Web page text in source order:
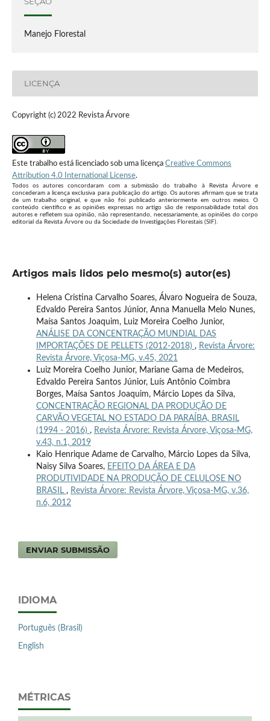
Manejo Florestal
LICENÇA
Copyright (c) 2022 Revista Árvore
Este trabalho está licenciado sob uma licença Creative Commons
Attribution 4.0 International License.
Todos os autores concordaram com a submissão do trabalho à Revista Árvore e
concederam a licença exclusiva para publicação do artigo. Os autores afirmam que se trata
de um trabalho original, e que não foi publicado anteriormente em outros meios. O
conteúdo científico e as opiniões expressas no artigo são de responsabilidade total dos
autores e refletem sua opinião, não representando, necessariamente, as opiniões do corpo
editorial da Revista Árvore ou da Sociedade de Investigações Florestais (SIF).
Artigos mais lidos pelo mesmo(s) autor(es)
Helena Cristina Carvalho Soares, Álvaro Nogueira de Souza,
Edvaldo Pereira Santos Júnior, Anna Manuella Melo Nunes,
Maísa Santos Joaquim, Luiz Moreira Coelho Junior,
ANÁLISE DA CONCENTRAÇÃO MUNDIAL DAS
IMPORTAÇÕES DE PELLETS (2012-2018) , Revista Árvore:
Revista Árvore, Viçosa-MG, v.45, 2021
Luiz Moreira Coelho Junior, Mariane Gama de Medeiros,
Edvaldo Pereira Santos Júnior, Luís Antônio Coimbra
Borges, Maísa Santos Joaquim, Márcio Lopes da Silva,
CONCENTRAÇÃO REGIONAL DA PRODUÇÃO DE
CARVÃO VEGETAL NO ESTADO DA PARAÍBA, BRASIL
(1994 - 2016) , Revista Árvore: Revista Árvore, Viçosa-MG,
v.43, n.1, 2019
Kaio Henrique Adame de Carvalho, Márcio Lopes da Silva,
Naisy Silva Soares, EFEITO DA ÁREA E DA
PRODUTIVIDADE NA PRODUÇÃO DE CELULOSE NO
BRASIL , Revista Árvore: Revista Árvore, Viçosa-MG, v.36,
n.6, 2012
ENVIAR SUBMISSÃO
IDIOMA
Português (Brasil)
English
MÉTRICAS